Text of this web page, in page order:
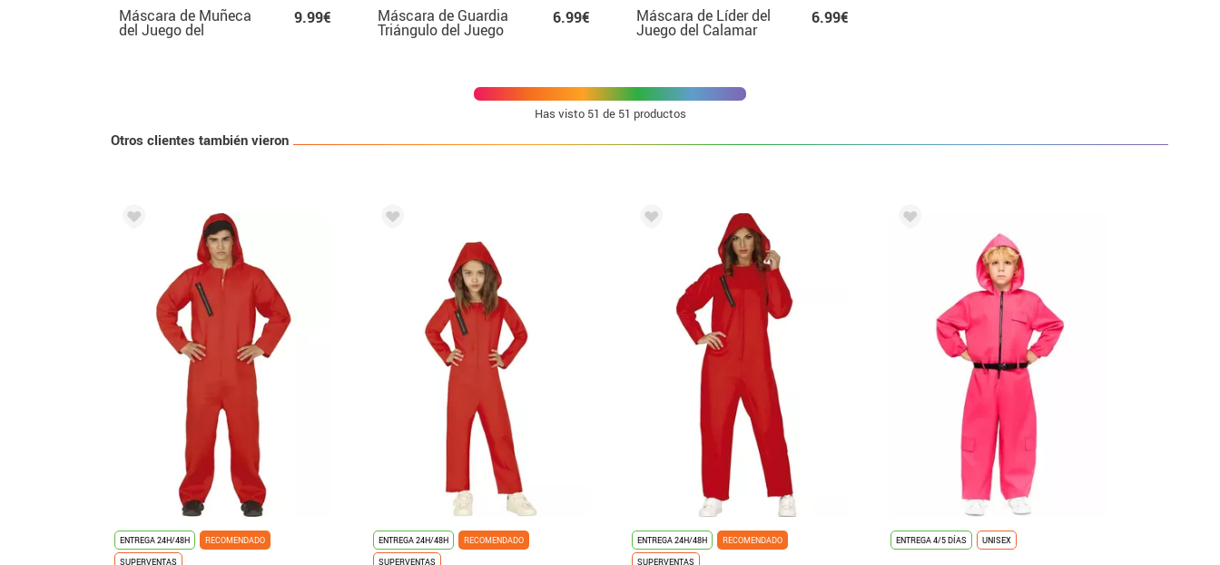
Máscara de Muñeca
del Juego del
Calamar
9.99€ Máscara de Guardia
Triángulo del Juego
del Calamar
6.99€ Máscara de Líder del
Juego del Calamar
6.99€
Has visto 51 de 51 productos
Otros clientes también vieron
ENTREGA 24H/48H
RECOMENDADO
SUPERVENTAS
ENTREGA 24H/48H
RECOMENDADO
SUPERVENTAS
ENTREGA 24H/48H
RECOMENDADO
SUPERVENTAS
ENTREGA 4/5 DÍAS UNISEX